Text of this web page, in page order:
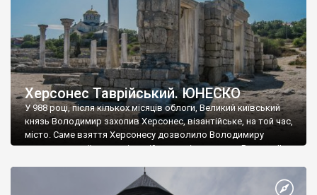
Херсонес Таврійський. ЮНЕСКО
У 988 році, після кількох місяців облоги, Великий київський
князь Володимир захопив Херсонес, візантійське, на той час,
місто. Саме взяття Херсонесу дозволило Володимиру
диктувати свої умови візантійському імператору Василю ІІ, та
Херсонесі Володимир-язичник, став Василем-християнином.
А потім було Хрещення Русі. На честь Херсонесу Таврійського